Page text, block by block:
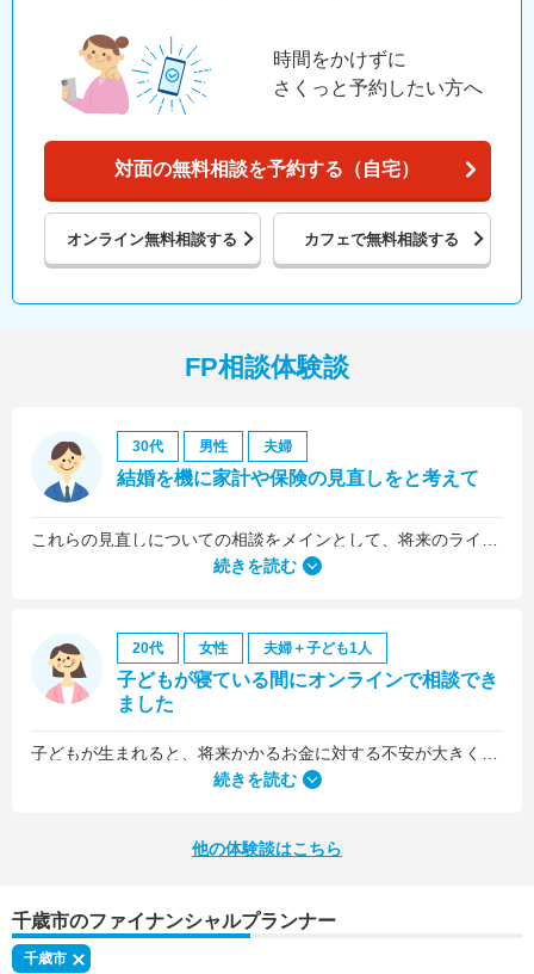
時間をかけずに
さくっと予約したい方へ
対面の無料相談を予約する（自宅）
オンライン無料相談する カフェで無料相談する
FP相談体験談
30代 男性 夫婦
結婚を機に家計や保険の見直しをと考えて
続きを読む
20代 女性 夫婦＋子ども1人
子どもが寝ている間にオンラインで相談でき
ました
何より、とても親身になって対応してくださって大満足。うちと同じように子どもの将来のお金のことで悩んでいる友人にも教えました。
続きを読む
他の体験談はこちら
千歳市のファイナンシャルプランナー
千歳市